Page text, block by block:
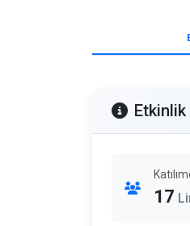
Etkinlik
17